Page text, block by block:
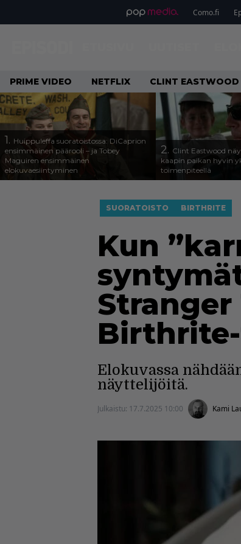
Como.fi
PRIME VIDEO NETFLIX CLINT EASTWOOD
1. Huippuleffa suoratoistossa: DiCaprion
ensimmäinen päärooli – ja Tobey
Maguiren ensimmäinen
elokuvaesiintyminen
2. Clint Eastwood
kaapin paikan hyvin
toimenpiteellä
SUORATOISTO BIRTHRITE
Kun
Elokuvassa
näyttelijöitä.
Julkaistu: 17.7.2025 10:00 Kami